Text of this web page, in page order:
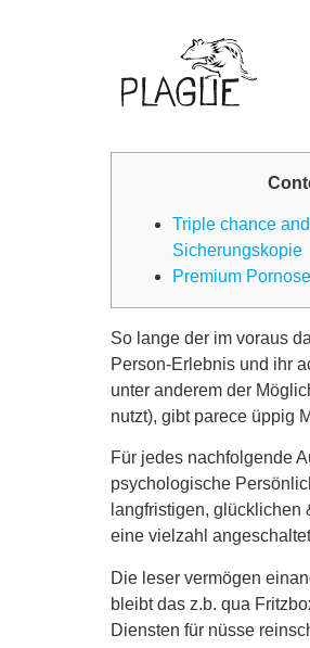
Triple chance
Sicherungskopie
Premium
So lange der im voraus
Person-Erlebnis und ihr
unter anderem der
nutzt), gibt parece üppig
Für jedes nachfolgende
psychologische
langfristigen, glücklichen
eine vielzahl
Die leser vermögen
bleibt das z.b. qua
Diensten für nüsse